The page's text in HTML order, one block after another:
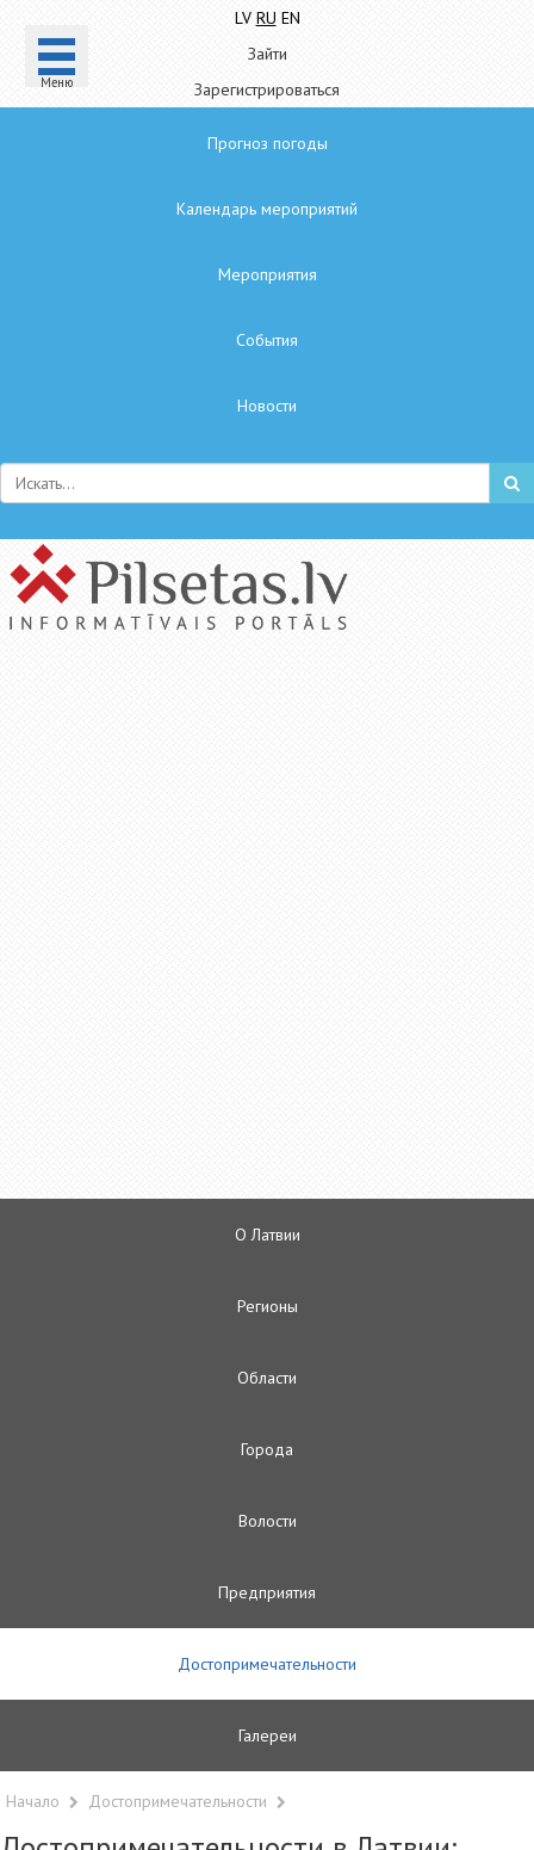
Mеню
LV RU EN
Зайти
Зарегистрироваться
Прогноз погоды
Календарь мероприятий
Мероприятия
Cобытия
Hовости
О Латвии
Регионы
Oбласти
Городa
Волости
Предприятия
Достопримечательности
Галереи
Начало Достопримечательности